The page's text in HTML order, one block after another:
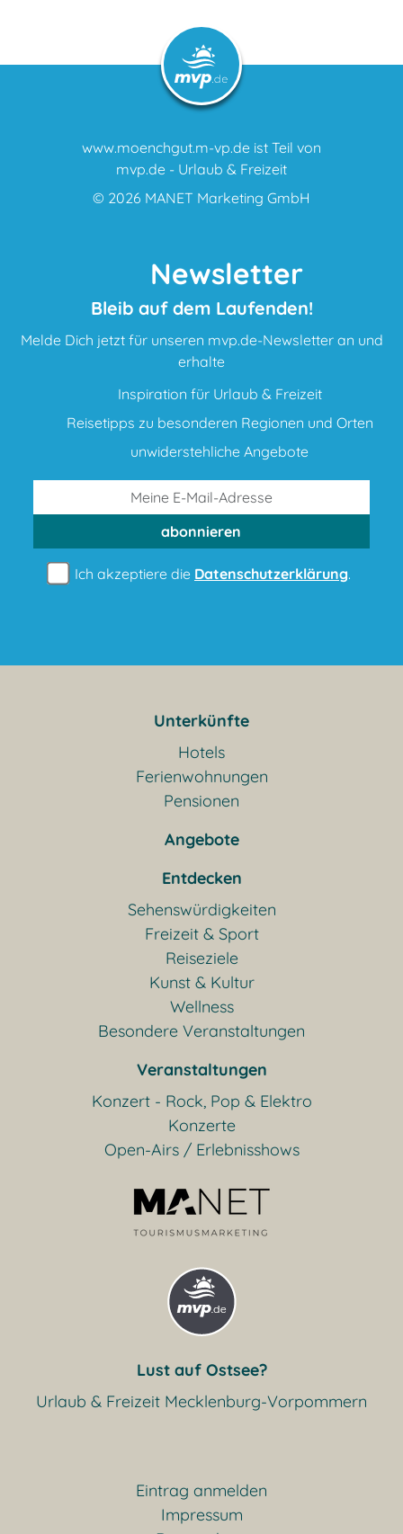
www.moenchgut.m-vp.de ist Teil von
mvp.de - Urlaub & Freizeit
© 2026 MANET Marketing GmbH
Newsletter
Bleib auf dem Laufenden!
Melde Dich jetzt für unseren mvp.de-Newsletter an und
erhalte
Inspiration für Urlaub & Freizeit
Reisetipps zu besonderen Regionen und Orten
unwiderstehliche Angebote
abonnieren
Ich akzeptiere die Datenschutzerklärung.
Unterkünfte
Hotels
Ferienwohnungen
Pensionen
Angebote
Entdecken
Sehenswürdigkeiten
Freizeit & Sport
Reiseziele
Kunst & Kultur
Wellness
Besondere Veranstaltungen
Veranstaltungen
Konzert - Rock, Pop & Elektro
Konzerte
Open-Airs / Erlebnisshows
Lust auf Ostsee?
Urlaub & Freizeit Mecklenburg-Vorpommern
Eintrag anmelden
Impressum